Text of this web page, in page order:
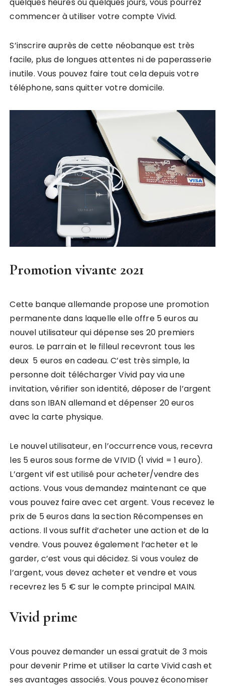
commencer à utiliser votre compte Vivid.
S’inscrire auprès de cette néobanque est très
facile, plus de longues attentes ni de paperasserie
inutile. Vous pouvez faire tout cela depuis votre
téléphone, sans quitter votre domicile.
Promotion vivante 2021
Cette banque allemande propose une promotion
permanente dans laquelle elle offre 5 euros au
nouvel utilisateur qui dépense ses 20 premiers
euros. Le parrain et le filleul recevront tous les
deux 5 euros en cadeau. C’est très simple, la
personne doit télécharger Vivid pay via une
invitation, vérifier son identité, déposer de l’argent
dans son IBAN allemand et dépenser 20 euros
avec la carte physique.
Le nouvel utilisateur, en l’occurrence vous, recevra
les 5 euros sous forme de VIVID (1 vivid = 1 euro).
L’argent vif est utilisé pour acheter/vendre des
actions. Vous vous demandez maintenant ce que
vous pouvez faire avec cet argent. Vous recevez le
prix de 5 euros dans la section Récompenses en
actions. Il vous suffit d’acheter une action et de la
vendre. Vous pouvez également l’acheter et le
garder, c’est vous qui décidez. Si vous voulez de
l’argent, vous devez acheter et vendre et vous
recevrez les 5 € sur le compte principal MAIN.
Vivid prime
Vous pouvez demander un essai gratuit de 3 mois
pour devenir Prime et utiliser la carte Vivid cash et
ses avantages associés. Vous pouvez économiser